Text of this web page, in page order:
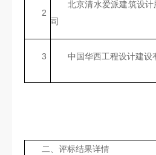
2
北京清水爱派建筑设计
司
3 中国华西工程设计建设
二、评标结果详情